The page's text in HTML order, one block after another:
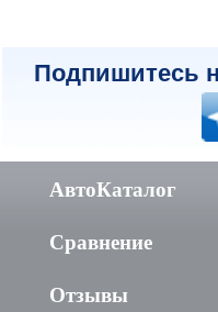
Подпишитесь
АвтоКаталог
Сравнение
Отзывы